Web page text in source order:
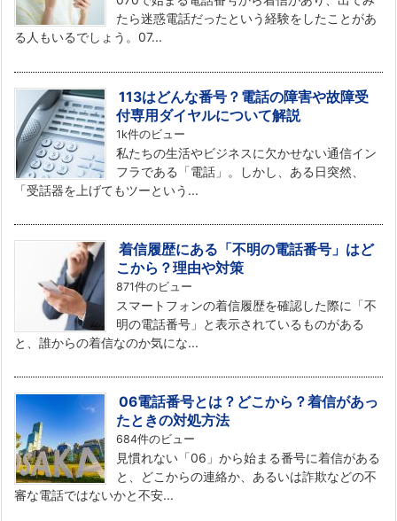
たら迷惑電話だったという経験をしたことがあ
る人もいるでしょう。07...
113はどんな番号？電話の障害や故障受
付専用ダイヤルについて解説
1k件のビュー
私たちの生活やビジネスに欠かせない通信イン
フラである「電話」。しかし、ある日突然、
「受話器を上げてもツーという...
着信履歴にある「不明の電話番号」はど
こから？理由や対策
871件のビュー
スマートフォンの着信履歴を確認した際に「不
明の電話番号」と表示されているものがある
と、誰からの着信なのか気にな...
06電話番号とは？どこから？着信があっ
たときの対処方法
684件のビュー
見慣れない「06」から始まる番号に着信がある
と、どこからの連絡か、あるいは詐欺などの不
審な電話ではないかと不安...